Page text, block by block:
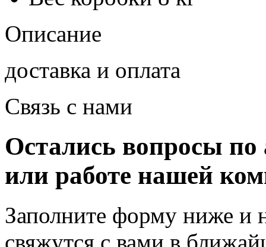
Описание
доставка и оплата
Связь с нами
Остались вопросы по
или работе нашей
Заполните форму ниже и